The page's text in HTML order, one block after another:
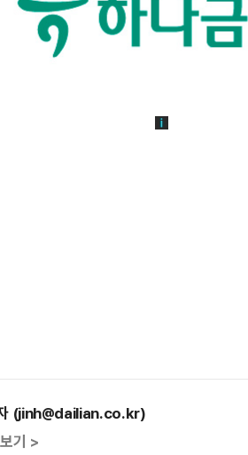
(jinh@dailian.co.kr)
기 >